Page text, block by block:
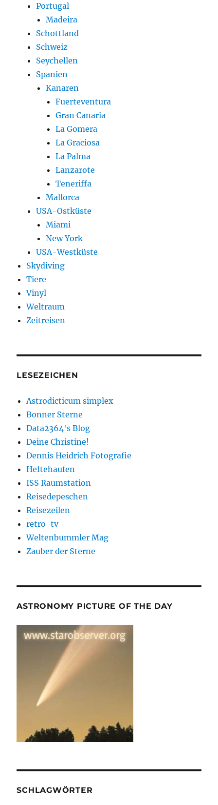
Portugal
Madeira
Schottland
Schweiz
Seychellen
Spanien
Kanaren
Fuerteventura
Gran Canaria
La Gomera
La Graciosa
La Palma
Lanzarote
Teneriffa
Mallorca
USA-Ostküste
Miami
New York
USA-Westküste
Skydiving
Tiere
Vinyl
Weltraum
Zeitreisen
LESEZEICHEN
Astrodicticum simplex
Bonner Sterne
Data2364's Blog
Deine Christine!
Dennis Heidrich Fotografie
Heftehaufen
ISS Raumstation
Reisedepeschen
Reisezeilen
retro-tv
Weltenbummler Mag
Zauber der Sterne
ASTRONOMY PICTURE OF THE DAY
SCHLAGWÖRTER